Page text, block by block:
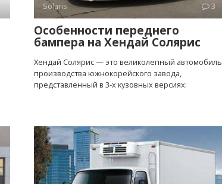
Solaris 3
Особенности переднего
бампера на Хендай Солярис
Хендай Солярис — это великолепный автомобиль
производства южнокорейского завода,
представленный в 3-х кузовных версиях: